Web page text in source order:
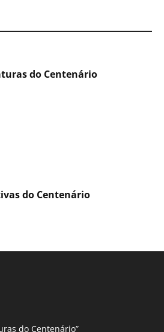
do Centenário
do Centenário
do Centenário”